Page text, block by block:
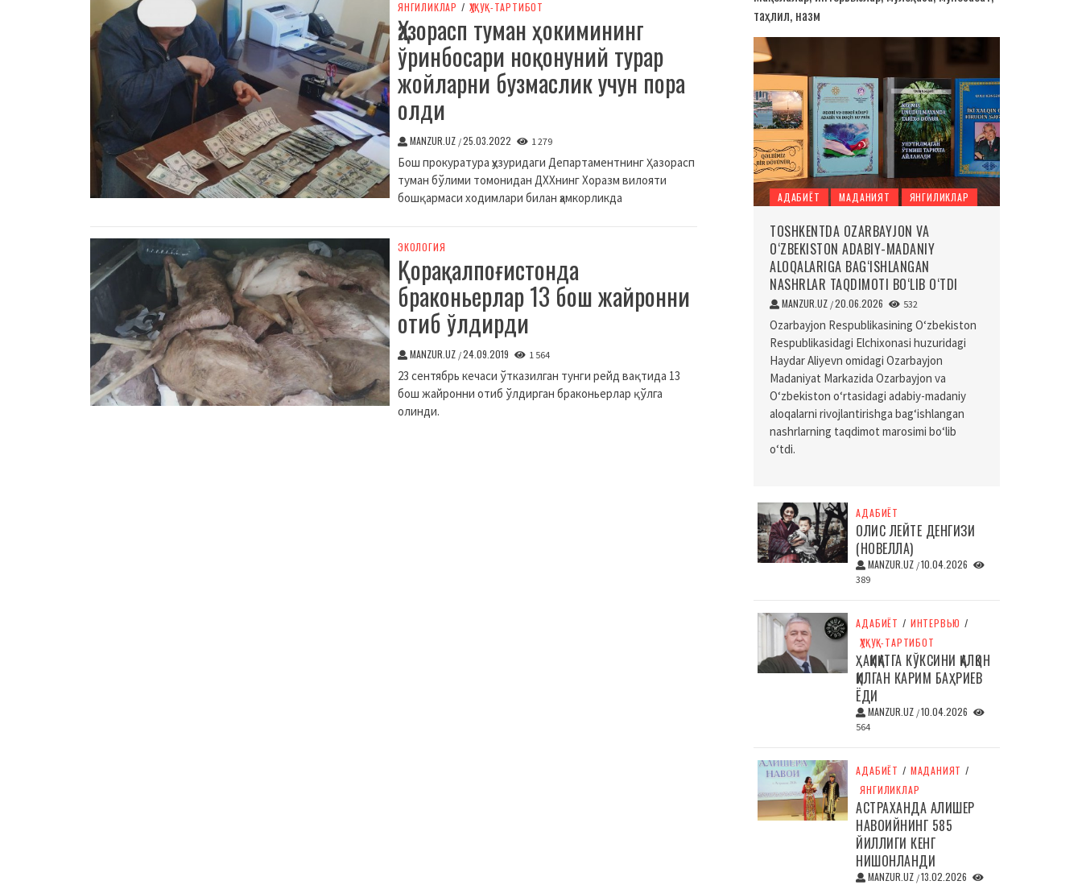
ЯНГИЛИКЛАР / ҲУҚУҚ-ТАРТИБОТ
Ҳазорасп туман ҳокимининг
ўринбосари ноқонуний турар
жойларни бузмаслик учун пора
олди
MANZUR.UZ /25.03.2022 1 279
Бош прокуратура ҳузуридаги Департаментнинг Ҳазорасп
туман бўлими томонидан ДХХнинг Хоразм вилояти
бошқармаси ходимлари билан ҳамкорликда
ЭКОЛОГИЯ
Қорақалпоғистонда
браконьерлар 13 бош жайронни
отиб ўлдирди
MANZUR.UZ /24.09.2019 1 564
23 сентябрь кечаси ўтказилган тунги рейд вақтида 13
бош жайронни отиб ўлдирган браконьерлар қўлга
олинди.
таҳлил, назм
АДАБИЁТ МАДАНИЯТ ЯНГИЛИКЛАР
TOSHKENTDA OZARBAYJON VA
O‘ZBEKISTON ADABIY-MADANIY
ALOQALARIGA BAG‘ISHLANGAN
NASHRLAR TAQDIMOTI BO‘LIB O‘TDI
MANZUR.UZ /20.06.2026 532
Ozarbayjon Respublikasining O‘zbekiston
Respublikasidagi Elchixonasi huzuridagi
Haydar Aliyevn omidagi Ozarbayjon
Madaniyat Markazida Ozarbayjon va
O‘zbekiston o‘rtasidagi adabiy-madaniy
aloqalarni rivojlantirishga bag‘ishlangan
nashrlarning taqdimot marosimi bo‘lib
o‘tdi.
АДАБИЁТ
ОЛИС ЛЕЙТЕ ДЕНГИЗИ
(НОВЕЛЛА)
MANZUR.UZ /10.04.2026
389
АДАБИЁТ / ИНТЕРВЬЮ /
ҲУҚУҚ-ТАРТИБОТ
ҲАҚИҚАТГА КЎКСИНИ ҚАЛҚОН
ҚИЛГАН КАРИМ БАҲРИЕВ
ЁДИ
MANZUR.UZ /10.04.2026
564
АДАБИЁТ / МАДАНИЯТ /
ЯНГИЛИКЛАР
АСТРАХАНДА АЛИШЕР
НАВОИЙНИНГ 585
ЙИЛЛИГИ КЕНГ
НИШОНЛАНДИ
MANZUR.UZ /13.02.2026